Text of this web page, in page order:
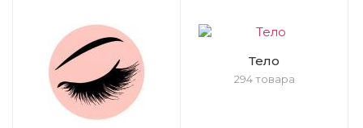
Тело
294 товара